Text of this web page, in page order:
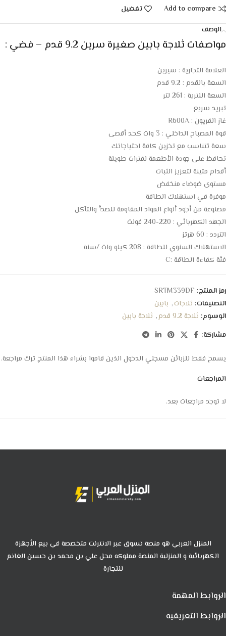
Add to compare
تفضيل
الوصف
مواصفات ثلاجة بابين صغيرة سرين 9.2 قدم – فضي :
العلامة التجارية : سيرين
السعة بالقدم : 9.2 قدم
السعة اللترية : 261 لتر
تبريد سريع
غاز الفريون : R600A
قوة المصباح الداخلي : 3 وات كحد أقصى
سعة تتناسب مع تخزين كافة احتياجاتك
تحافظ على جودة الأطعمة لفترات طويلة
أقدام متينة لتعزيز الثبات
مستوى ضوضاء منخفض
موفرة في استهلاك الطاقة
مصنوعة من أجود أنواع المواد المقاومة للصدأ والتآكل
الجهد الكهربائي : 220-240 فولت
التردد : 60 هرتز
الاستهلاك السنوي للطاقة : 208 كيلو وات /سنة
فئة كفاءة الطاقة :C
رمز المنتج: SRTM339DF
التصنيفات: ثلاجات, بابين
الوسوم: ثلاجة 9.2 قدم , ثلاجة بابين
مشاركة:
المراجعات
لا توجد مراجعات بعد.
يسمح فقط للزبائن مسجلي الدخول الذين قاموا بشراء هذا المنتج ترك مراجعة.
المنزل العربي هو منصة تسوق عبر الانترنت متخصصة في بيع الأجهزة
الكهربائية و المنزلية المنصة مملوكه محل علي بن محمد بن حسين الغانم
للتجارة
الروابط المهمة
الروابط التعريفيه